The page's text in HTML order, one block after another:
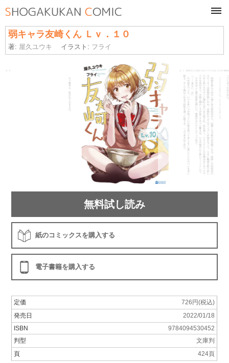
弱キャラ友崎くん Ｌｖ．１０
著: 屋久ユウキ イラスト: フライ
無料試し読み
紙のコミックスを購入する
電子書籍を購入する
定価
726円(税込)
発売日
2022/01/18
ISBN
9784094530452
判型
文庫判
頁
424頁